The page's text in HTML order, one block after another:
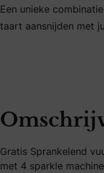
Een unieke
taart aansnijden met
Gratis Sprankelend
met 4 sparkle